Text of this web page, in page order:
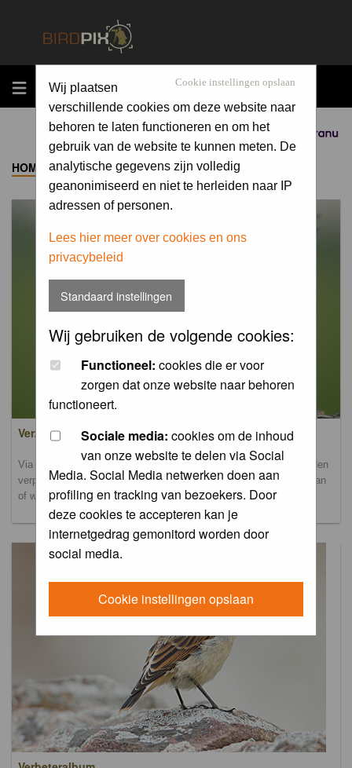
MENU
Sponsored by
Cookie instellingen opslaan
Wij plaatsen
verschillende cookies om deze website naar
behoren te laten functioneren en om het
gebruik van de website te kunnen meten. De
analytische gegevens zijn volledig
geanonimiseerd en niet te herleiden naar IP
adressen of personen.
Lees hier meer over cookies en ons
privacybeleid
Standaard instellingen
Wij gebruiken de volgende cookies:
Functioneel: cookies die er voor
zorgen dat onze website naar behoren
functioneert.
Sociale media: cookies om de inhoud
van onze website te delen via Social
Media. Social Media netwerken doen aan
profiling en tracking van bezoekers. Door
deze cookies te accepteren kan je
internetgedrag gemonitord worden door
social media.
Cookie instellingen opslaan
HOME ->ALBUM
Verzamel- en uploadalbum
Via dit album kun je foto's uploaden. Onderscheidende foto's worden
verplaatst naar de database-albums. Andere foto's blijven hier staan
of worden verplaatst naar het verbeteralbum.